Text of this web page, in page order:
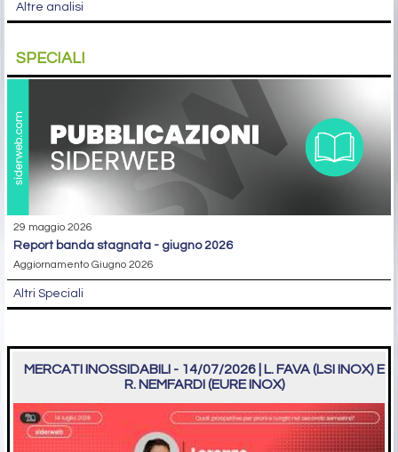
Altre analisi
SPECIALI
29 maggio 2026
report banda stagnata - giugno 2026
Aggiornamento Giugno 2026
Altri Speciali
MERCATI INOSSIDABILI - 14/07/2026 | L. FAVA (LSI INOX) E
R. NEMFARDI (EURE INOX)